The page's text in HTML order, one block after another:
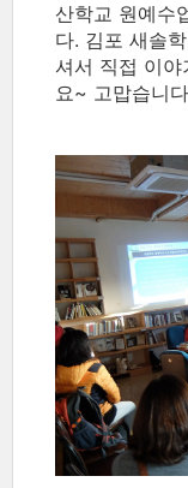
산학교 원예수
다. 김포 새솔
셔서 직접 이야
요~ 고맙습니